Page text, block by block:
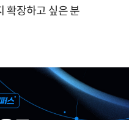
확장하고 싶은 분